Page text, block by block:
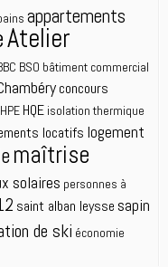
appartements
Atelier
BSO bâtiment commercial
concours
HPE HQE isolation thermique
locatifs logement
maîtrise
solaires personnes à
saint alban leyssesapin
de ski économie